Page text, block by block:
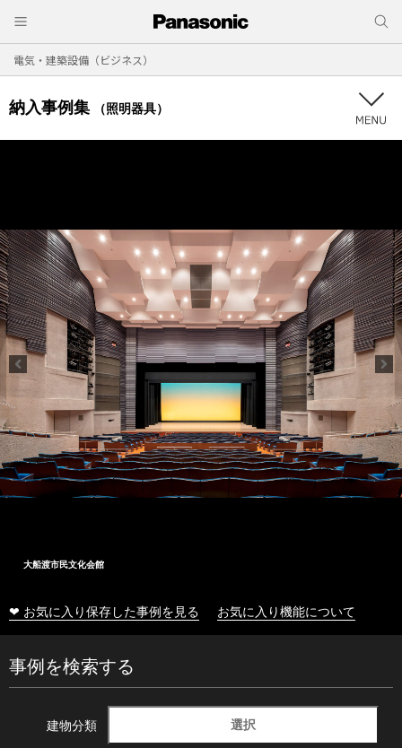
電気・建築設備（ビジネス）
納入事例集 （照明器具）
大船渡市民文化会館
❤ お気に入り保存した事例を見る お気に入り機能について
事例を検索する
建物分類 選択